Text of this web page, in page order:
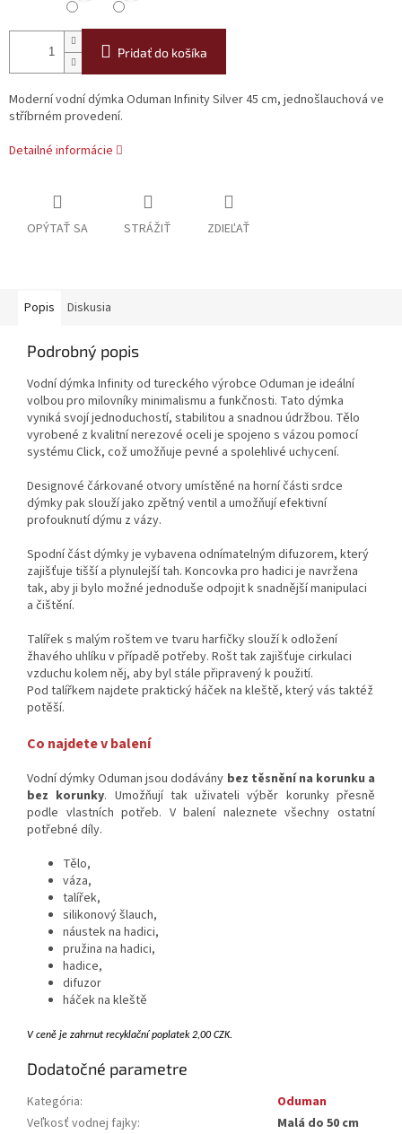
Pridať do košíka
Moderní vodní dýmka Oduman Infinity Silver 45 cm, jednošlauchová ve
stříbrném provedení.
Detailné informácie
OPÝTAŤ SA STRÁŽIŤ ZDIEĽAŤ
Popis Diskusia
Podrobný popis
Vodní dýmka Infinity od tureckého výrobce Oduman je ideální
volbou pro milovníky minimalismu a funkčnosti. Tato dýmka
vyniká svojí jednoduchostí, stabilitou a snadnou údržbou. Tělo
vyrobené z kvalitní nerezové oceli je spojeno s vázou pomocí
systému Click, což umožňuje pevné a spolehlivé uchycení.
Designové čárkované otvory umístěné na horní části srdce
dýmky pak slouží jako zpětný ventil a umožňují efektivní
profouknutí dýmu z vázy.
Spodní část dýmky je vybavena odnímatelným difuzorem, který
zajišťuje tišší a plynulejší tah. Koncovka pro hadici je navržena
tak, aby ji bylo možné jednoduše odpojit k snadnější manipulaci
a čištění.
Talířek s malým roštem ve tvaru harfičky slouží k odložení
žhavého uhlíku v případě potřeby. Rošt tak zajišťuje cirkulaci
vzduchu kolem něj, aby byl stále připravený k použití.
Pod talířkem najdete praktický háček na kleště, který vás taktéž
potěší.
Co najdete v balení
Vodní dýmky Oduman jsou dodávány bez těsnění na korunku a
bez korunky. Umožňují tak uživateli výběr korunky přesně
podle vlastních potřeb. V balení naleznete všechny ostatní
potřebné díly.
Tělo,
váza,
talířek,
silikonový šlauch,
náustek na hadici,
pružina na hadici,
hadice,
difuzor
háček na kleště
V ceně je zahrnut recyklační poplatek2,00 CZK.
Dodatočné parametre
Kategória:
Oduman
Veľkosť vodnej fajky:
Malá do 50 cm